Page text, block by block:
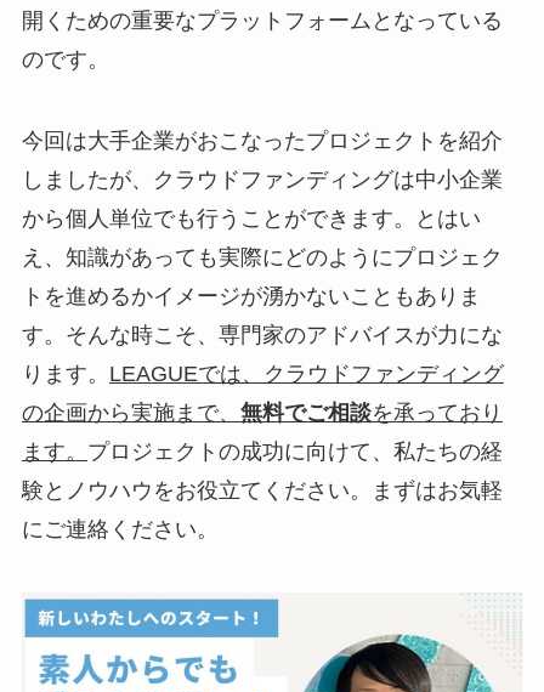
開くための重要なプラットフォームとなっている
のです。
今回は大手企業がおこなったプロジェクトを紹介
しましたが、クラウドファンディングは中小企業
から個人単位でも行うことができます。とはい
え、知識があっても実際にどのようにプロジェク
トを進めるかイメージが湧かないこともありま
す。そんな時こそ、専門家のアドバイスが力にな
ります。 LEAGUEでは、クラウドファンディング
の企画から実施まで、 無料でご相談を承っており
ます。 プロジェクトの成功に向けて、私たちの経
験とノウハウをお役立てください。まずはお気軽
にご連絡ください。